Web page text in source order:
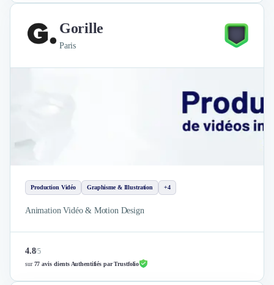
Gorille
Paris
Production Vidéo Graphisme & Illustration +4
Animation Vidéo & Motion Design
4.8/5
sur77 avis clients Authentifiés par Trustfolio